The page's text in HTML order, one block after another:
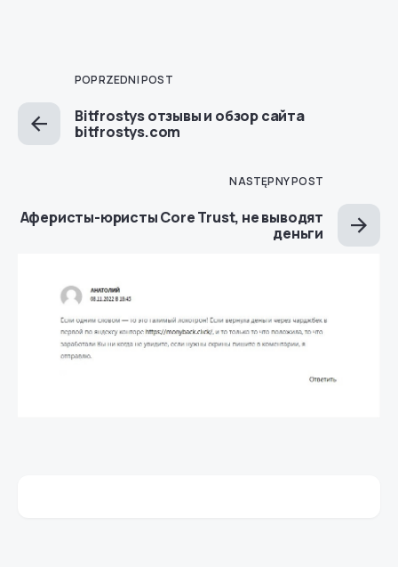
POPRZEDNI POST
Bitfrostys отзывы и обзор сайта
bitfrostys.com
NASTĘPNY POST
Аферисты-юристы Core Trust, не выводят
деньги